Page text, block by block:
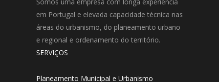
em Portugal e elevada capacidade técnica nas
áreas do urbanismo, do planeamento urbano
e regional e ordenamento do território.
SERVIÇOS
Planeamento Municipal e Urbanismo